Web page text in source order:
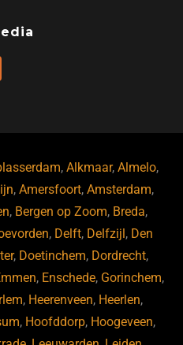
,Alkmaar,Almelo,
,Amersfoort,Amsterdam,
, Bergen op Zoom, Breda,
, Delft, Delfzijl, Den
, Doetinchem, Dordrecht,
, Enschede, Gorinchem,
, Heerenveen, Heerlen,
, Hoofddorp, Hoogeveen,